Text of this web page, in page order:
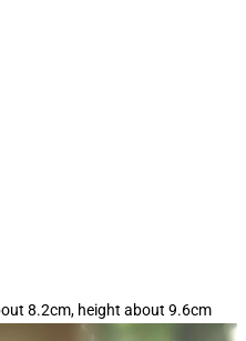
8.2cm, height about 9.6cm